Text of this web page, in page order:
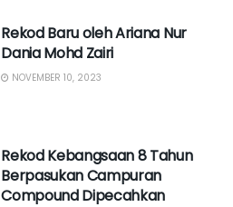
Rekod Baru oleh Ariana Nur
Dania Mohd Zairi
NOVEMBER 10, 2023
Rekod Kebangsaan 8 Tahun
Berpasukan Campuran
Compound Dipecahkan